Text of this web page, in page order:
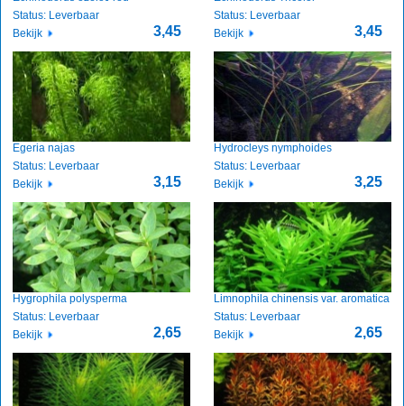
3,45
Status: Leverbaar
Bekijk
3,45
Status: Leverbaar
Bekijk
Egeria najas
3,15
Status: Leverbaar
Bekijk
Hydrocleys nymphoides
3,25
Status: Leverbaar
Bekijk
Hygrophila polysperma
2,65
Status: Leverbaar
Bekijk
Limnophila chinensis var. aromatica
2,65
Status: Leverbaar
Bekijk